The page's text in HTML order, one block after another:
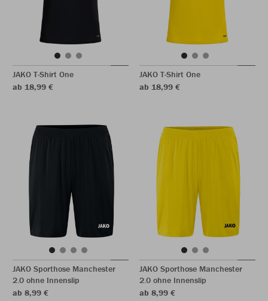
JAKO T-Shirt One
ab 18,99 €
JAKO T-Shirt One
ab 18,99 €
JAKO Sporthose Manchester
2.0 ohne Innenslip
ab 8,99 €
JAKO Sporthose Manchester
2.0 ohne Innenslip
ab 8,99 €